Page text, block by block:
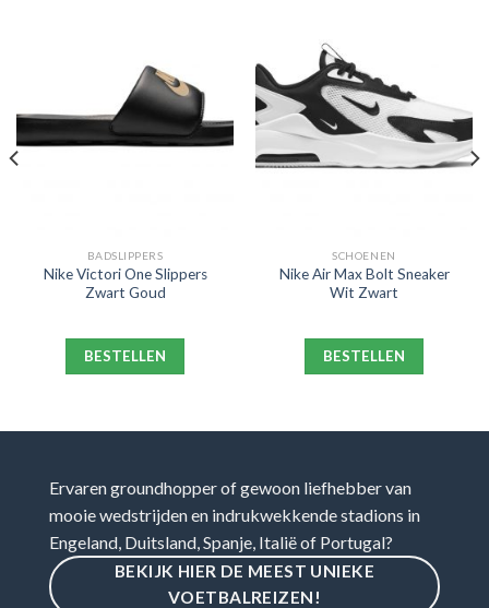
BADSLIPPERS
Nike Victori One Slippers
Zwart Goud
BESTELLEN
SCHOENEN
Nike Air Max Bolt Sneaker
Wit Zwart
BESTELLEN
Ervaren groundhopper of gewoon liefhebber van
mooie wedstrijden en indrukwekkende stadions in
Engeland, Duitsland, Spanje, Italië of Portugal?
BEKIJK HIER DE MEEST UNIEKE
VOETBALREIZEN!